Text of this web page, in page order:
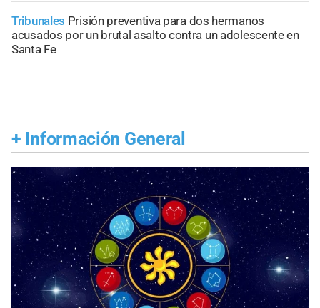
Tribunales Prisión preventiva para dos hermanos
acusados por un brutal asalto contra un adolescente en
Santa Fe
+ Información General